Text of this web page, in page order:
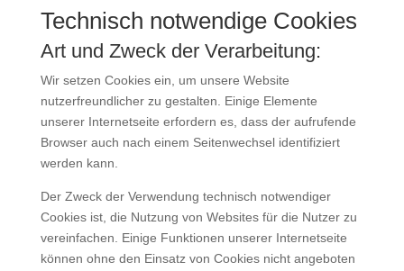
Technisch notwendige Cookies
Art und Zweck der Verarbeitung:
Wir setzen Cookies ein, um unsere Website
nutzerfreundlicher zu gestalten. Einige Elemente
unserer Internetseite erfordern es, dass der aufrufende
Browser auch nach einem Seitenwechsel identifiziert
werden kann.
Der Zweck der Verwendung technisch notwendiger
Cookies ist, die Nutzung von Websites für die Nutzer zu
vereinfachen. Einige Funktionen unserer Internetseite
können ohne den Einsatz von Cookies nicht angeboten